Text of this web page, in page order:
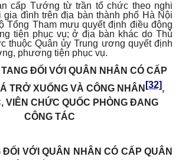
cấp Tướng từ trần tổ chức theo nghi
gia đình trên địa bàn thành phố Hà Nội
Tổng Tham mưu quyết định điều động
tiện phục vụ; ở địa bàn khác do Thủ
thuộc Quân ủy Trung ương quyết định
phương tiện phục vụ.
TANG ĐỐI VỚI QUÂN NHÂN CÓ CẤP
TRỞ XUỐNG VÀ CÔNG NHÂN [32],
VIÊN CHỨC QUỐC PHÒNG ĐANG
CÔNG TÁC
ĐỐI VỚI QUÂN NHÂN CÓ CẤP QUÂN